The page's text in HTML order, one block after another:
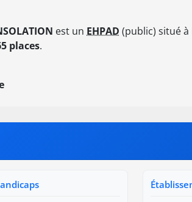
est un EHPAD (public) situé à
places.